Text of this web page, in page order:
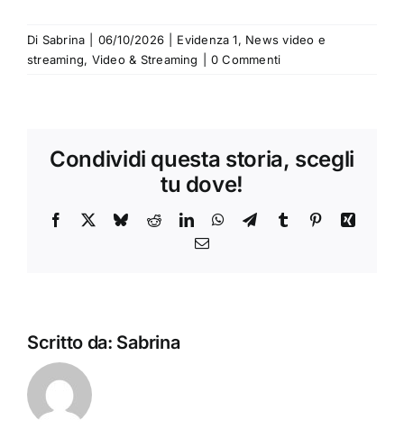
Di Sabrina 06/10/2026 Evidenza 1, News video e
streaming, Video & Streaming 0 Commenti
Condividi questa storia, scegli
tu dove!
Facebook BlueskyRedditLinkedInWhatsApp
TelegramTumblr PinterestXing
Email
Scritto da: Sabrina